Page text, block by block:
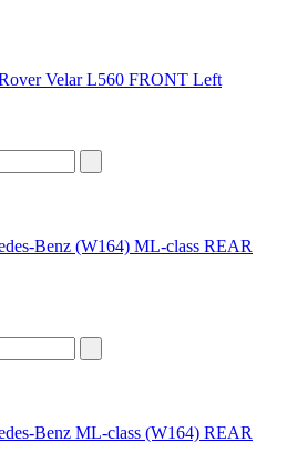
Velar L560 FRONT Left
Benz (W164) ML-class REAR
Benz ML-class (W164) REAR